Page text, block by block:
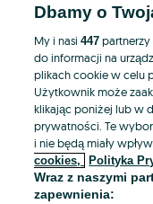
Dbamy o
My i nasi447
do informacji na
plikach cookie w celu
Użytkownik może
klikając poniżej lub w
prywatności. Te
i nie będą miały
cookies,
Polityka
Wraz z naszymi
zapewnienia: